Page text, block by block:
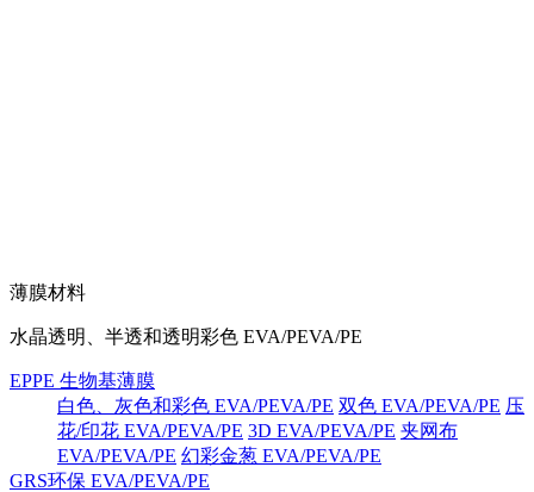
薄膜材料
水晶透明、半透和透明彩色 EVA/PEVA/PE
EPPE 生物基薄膜
白色、灰色和彩色 EVA/PEVA/PE 双色 EVA/PEVA/PE 压
花/印花 EVA/PEVA/PE 3D EVA/PEVA/PE 夹网布
EVA/PEVA/PE 幻彩金葱 EVA/PEVA/PE
GRS环保 EVA/PEVA/PE